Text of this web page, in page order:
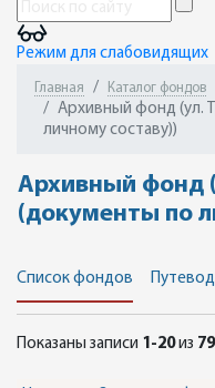
Режим для слабовидящих
Главная Каталог фондов
Архивный фонд (ул.
личному составу))
Архивный фонд
(документы по
Список фондов
Показаны записи 1-20из